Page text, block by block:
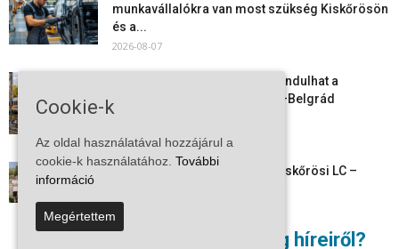
Nem akar lemaradni a térség híreiről?
munkavállalókra van most szükség Kiskőrösön
és a...
2026-08-07
Vitézy Dávid: már ősszel újraindulhat a
személyszállítás a Budapest–Belgrád
vasútvonalon
2026-08-06
Megkezdte a felkészülést a Kiskőrösi LC –
2026-08-06
Cookie-k
Az oldal használatával hozzájárul a
cookie-k használatához. További
információ
Megértettem